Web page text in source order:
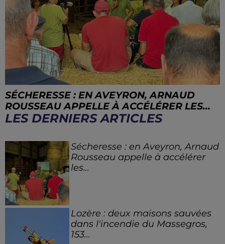
SÉCHERESSE : EN AVEYRON, ARNAUD
ROUSSEAU APPELLE À ACCÉLÉRER LES...
LES DERNIERS ARTICLES
Sécheresse : en Aveyron, Arnaud
Rousseau appelle à accélérer
les...
Lozère : deux maisons sauvées
dans l'incendie du Massegros,
153...